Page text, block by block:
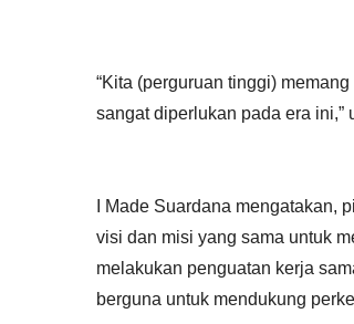
“Kita (perguruan tinggi)
sangat diperlukan pada era
I Made Suardana
visi dan misi yang sama untuk
melakukan penguatan kerja
berguna untuk mendukung